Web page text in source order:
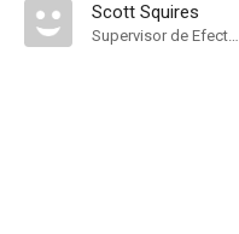
Scott Squires
Supervisor de Efectos Visuales